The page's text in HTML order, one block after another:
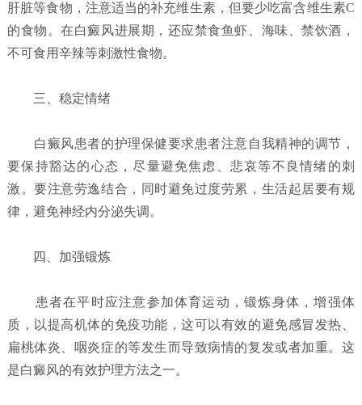
肝脏等食物，注意适当的补充维生素，但要少吃富含维生素C
的食物。在白癜风进展期，还应禁食鱼虾、海味、禁饮酒，
不可食用辛辣等刺激性食物。
三、稳定情绪
白癜风患者的护理保健要求患者注意自我精神的调节，
要保持豁达的心态，尽量避免焦虑、悲哀等不良情绪的刺
激。要注意劳逸结合，同时避免过度劳累，生活起居要有规
律，避免神经内分泌失调。
四、加强锻炼
患者在平时应注意参加体育运动，锻炼身体，增强体
质，以提高机体的免疫功能，这可以有效的避免感冒发热、
扁桃体炎、咽炎症的等发生而导致病情的复发或者加重。这
是白癜风的有效护理方法之一。